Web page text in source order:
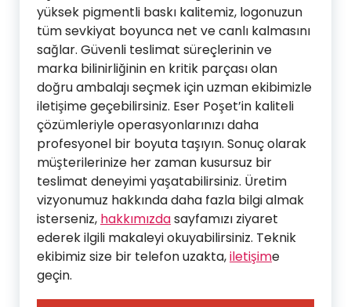
yüksek pigmentli baskı kalitemiz, logonuzun
tüm sevkiyat boyunca net ve canlı kalmasını
sağlar. Güvenli teslimat süreçlerinin ve
marka bilinirliğinin en kritik parçası olan
doğru ambalajı seçmek için uzman ekibimizle
iletişime geçebilirsiniz. Eser Poşet’in kaliteli
çözümleriyle operasyonlarınızı daha
profesyonel bir boyuta taşıyın. Sonuç olarak
müşterilerinize her zaman kusursuz bir
teslimat deneyimi yaşatabilirsiniz. Üretim
vizyonumuz hakkında daha fazla bilgi almak
isterseniz, hakkımızdasayfamızı ziyaret
ederek ilgili makaleyi okuyabilirsiniz. Teknik
ekibimiz size bir telefon uzakta,iletişime
geçin.